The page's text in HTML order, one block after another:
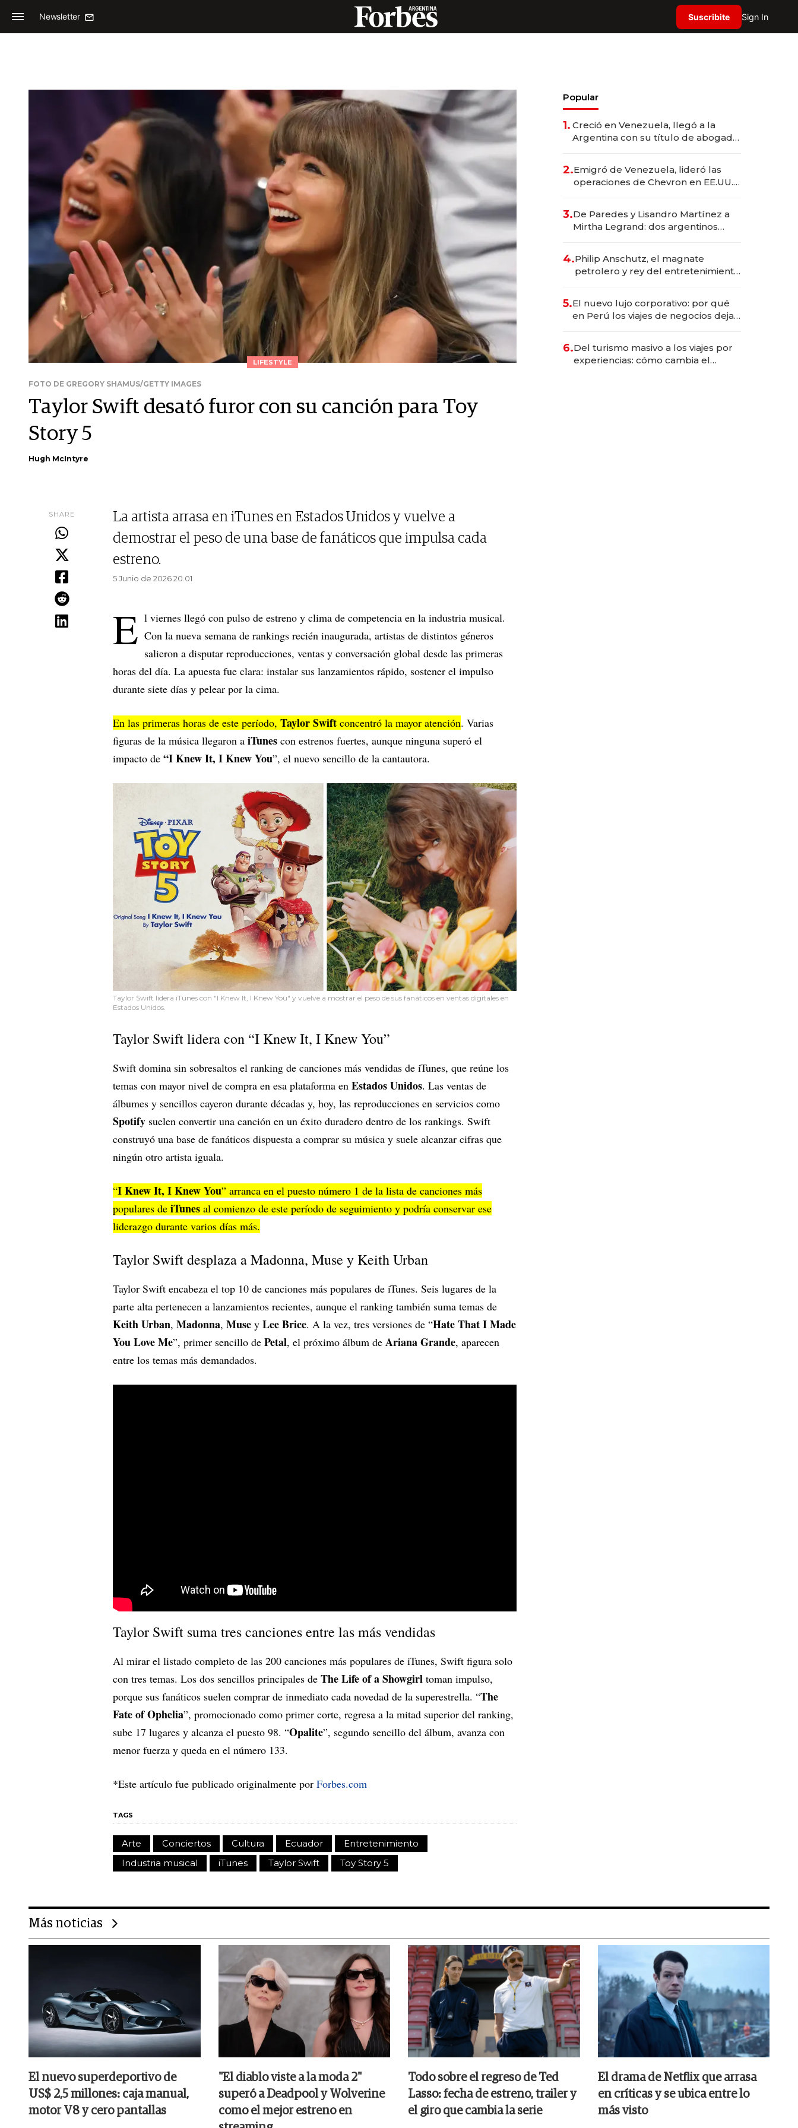
Newsletter Suscribite Sign In
LIFESTYLE
FOTO DE GREGORY SHAMUS/GETTY IMAGES
Taylor Swift desató furor con su canción para Toy
Story 5
Hugh McIntyre
SHARE
La artista arrasa en iTunes en Estados Unidos y vuelve a
demostrar el peso de una base de fanáticos que impulsa cada
estreno.
5 Junio de 2026 20.01
E l viernes llegó con pulso de estreno y clima de competencia en la industria musical.
Con la nueva semana de rankings recién inaugurada, artistas de distintos géneros
salieron a disputar reproducciones, ventas y conversación global desde las primeras
horas del día. La apuesta fue clara: instalar sus lanzamientos rápido, sostener el impulso
durante siete días y pelear por la cima.
En las primeras horas de este período, Taylor Swift concentró la mayor atención. Varias
figuras de la música llegaron a iTunes con estrenos fuertes, aunque ninguna superó el
impacto de “I Knew It, I Knew You”, el nuevo sencillo de la cantautora.
Taylor Swift lidera iTunes con "I Knew It, I Knew You" y vuelve a mostrar el peso de sus fanáticos en ventas digitales en
Estados Unidos.
Taylor Swift lidera con “I Knew It, I Knew You”
Swift domina sin sobresaltos el ranking de canciones más vendidas de iTunes, que reúne los
temas con mayor nivel de compra en esa plataforma en Estados Unidos. Las ventas de
álbumes y sencillos cayeron durante décadas y, hoy, las reproducciones en servicios como
Spotify suelen convertir una canción en un éxito duradero dentro de los rankings. Swift
construyó una base de fanáticos dispuesta a comprar su música y suele alcanzar cifras que
ningún otro artista iguala.
“I Knew It, I Knew You” arranca en el puesto número 1 de la lista de canciones más
populares de iTunes al comienzo de este período de seguimiento y podría conservar ese
liderazgo durante varios días más.
Taylor Swift desplaza a Madonna, Muse y Keith Urban
Taylor Swift encabeza el top 10 de canciones más populares de iTunes. Seis lugares de la
parte alta pertenecen a lanzamientos recientes, aunque el ranking también suma temas de
Keith Urban, Madonna, Muse y Lee Brice. A la vez, tres versiones de “Hate That I Made
You Love Me”, primer sencillo de Petal, el próximo álbum de Ariana Grande, aparecen
entre los temas más demandados.
Taylor Swift suma tres canciones entre las más vendidas
Al mirar el listado completo de las 200 canciones más populares de iTunes, Swift figura solo
con tres temas. Los dos sencillos principales de The Life of a Showgirl toman impulso,
porque sus fanáticos suelen comprar de inmediato cada novedad de la superestrella. “The
Fate of Ophelia”, promocionado como primer corte, regresa a la mitad superior del ranking,
sube 17 lugares y alcanza el puesto 98. “Opalite”, segundo sencillo del álbum, avanza con
menor fuerza y queda en el número 133.
*Este artículo fue publicado originalmente por Forbes.com
TAGS
Arte Conciertos Cultura Ecuador
Entretenimiento
Industria musical
iTunes Taylor Swift Toy Story 5
Popular
1. Creció en Venezuela, llegó a la
Argentina con su título de abogado
marcas "fast premium"
2.Emigró de Venezuela, lideró las
operaciones de Chevron en EE.UU. y
3.De Paredes y Lisandro Martínez a
Mirtha Legrand: dos argentinos
4.Philip Anschutz, el magnate
petrolero y rey del entretenimiento
5.El nuevo lujo corporativo: por qué
en Perú los viajes de negocios dejan
6.Del turismo masivo a los viajes por
experiencias: cómo cambia el
Más noticias
El nuevo superdeportivo de
US$ 2,5 millones: caja manual,
motor V8 y cero pantallas
"El diablo viste a la moda 2"
superó a Deadpool y Wolverine
como el mejor estreno en
Todo sobre el regreso de Ted
Lasso: fecha de estreno, trailer y
el giro que cambia la serie
El drama de Netflix que arrasa
en críticas y se ubica entre lo
más visto